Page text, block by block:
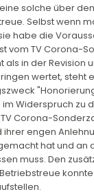
solche über den
Selbst wenn
habe die
vom TV Corona-
als in der Revision
wertet, steht
Widerspruch zu
Corona-
engen
hat und an
muss. Den